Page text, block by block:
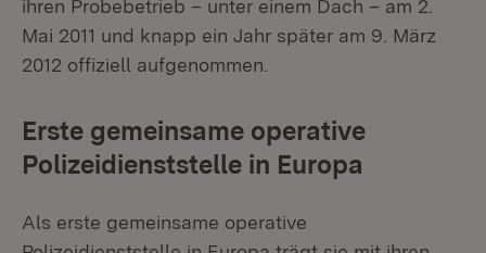
ihren Probebetrieb – unter einem Dach – am 2.
Mai 2011 und knapp ein Jahr später am 9. März
2012 offiziell aufgenommen.
Erste gemeinsame operative
Polizeidienststelle in Europa
Als erste gemeinsame operative